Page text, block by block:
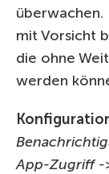
mit Vorsicht
die ohne
werden
App-Zugriff -